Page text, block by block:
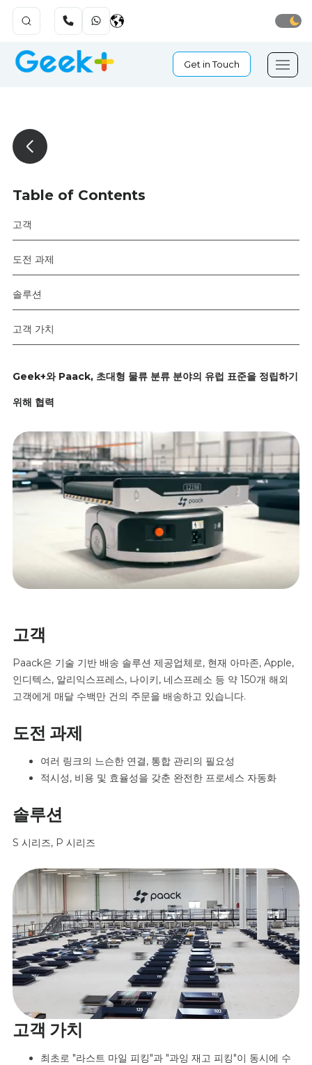
Get in Touch
Table of Contents
고객
도전 과제
솔루션
고객 가치
Geek+와 Paack, 초대형 물류 분류 분야의 유럽 표준을 정립하기
위해 협력
고객
Paack은 기술 기반 배송 솔루션 제공업체로, 현재 아마존, Apple,
인디텍스, 알리익스프레스, 나이키, 네스프레소 등 약 150개 해외
고객에게 매달 수백만 건의 주문을 배송하고 있습니다.
도전 과제
여러 링크의 느슨한 연결, 통합 관리의 필요성
적시성, 비용 및 효율성을 갖춘 완전한 프로세스 자동화
솔루션
S 시리즈, P 시리즈
고객 가치
최초로 "라스트 마일 피킹"과 "과잉 재고 피킹"이 동시에 수